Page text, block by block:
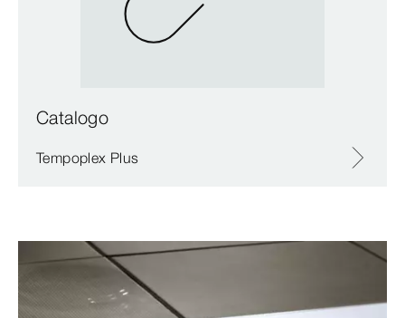
Catalogo
Tempoplex Plus